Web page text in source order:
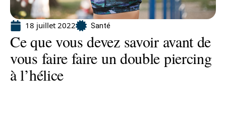
18 juillet 2022 Santé
Ce que vous devez savoir avant de
vous faire faire un double piercing
à l’hélice